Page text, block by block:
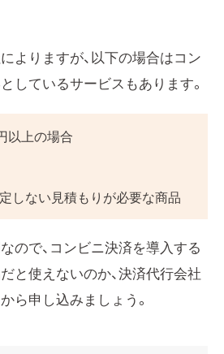
よりますが、以下の場合はコン
しているサービスもあります。
以上の場合
しない見積もりが必要な商品
ので、コンビニ決済を導入する
と使えないのか、決済代行会社
ら申し込みましょう。